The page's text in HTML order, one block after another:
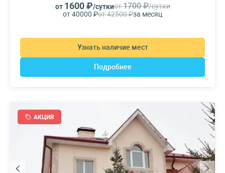
от 1600 ₽/суткиот1700 ₽/сутки
от 40000 ₽от 42500 ₽за месяц
Узнать наличие мест
Подробнее
АКЦИЯ